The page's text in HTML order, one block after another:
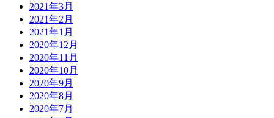
2021年3月
2021年2月
2021年1月
2020年12月
2020年11月
2020年10月
2020年9月
2020年8月
2020年7月